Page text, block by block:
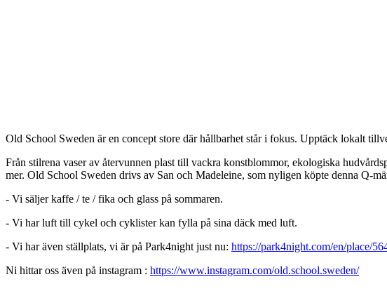
Old School Sweden är en concept store där hållbarhet står i fokus. Upptäck lokalt
Från stilrena vaser av återvunnen plast till vackra konstblommor, ekologiska
mer. Old School Sweden drivs av San och Madeleine, som nyligen köpte denna Q-
- Vi säljer kaffe / te / fika och glass på sommaren.
- Vi har luft till cykel och cyklister kan fylla på sina däck med luft.
- Vi har även ställplats, vi är på Park4night just nu: https://park4night.com/en/place/
Ni hittar oss även på instagram : https://www.instagram.com/old.school.sweden/